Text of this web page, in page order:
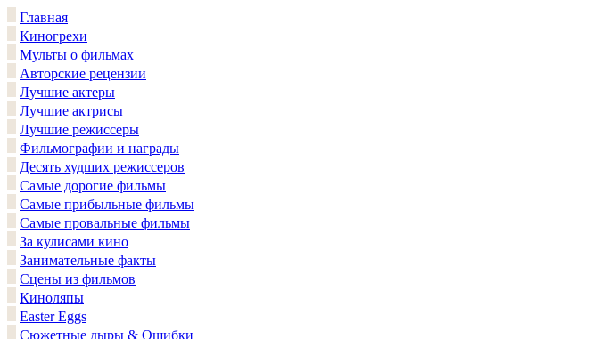
Главная
Киногрехи
Мульты о фильмах
Авторские рецензии
Лучшие актеры
Лучшие актрисы
Лучшие режиссеры
Фильмографии и награды
Десять худших режиссеров
Самые дорогие фильмы
Самые прибыльные фильмы
Самые провальные фильмы
За кулисами кино
Занимательные факты
Сцены из фильмов
Киноляпы
Easter Eggs
Сюжетные дыры & Ошибки